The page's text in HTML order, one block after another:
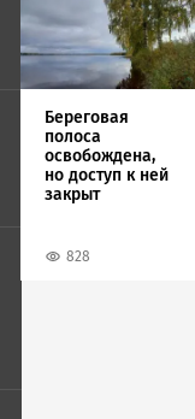
Береговая
полоса
освобождена,
но доступ к ней
закрыт
828